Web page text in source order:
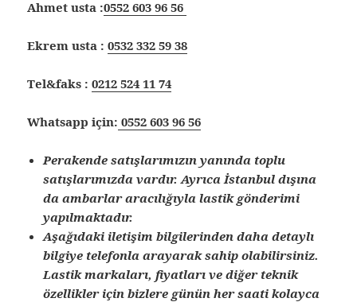
Ahmet usta :0552 603 96 56
Ekrem usta :0532 332 59 38
Tel&faks :0212 524 11 74
Whatsapp için: 0552 603 96 56
Perakende satışlarımızın yanında toplu
satışlarımızda vardır. Ayrıca İstanbul dışına
da ambarlar aracılığıyla lastik gönderimi
yapılmaktadır.
Aşağıdaki iletişim bilgilerinden daha detaylı
bilgiye telefonla arayarak sahip olabilirsiniz.
Lastik markaları, fiyatları ve diğer teknik
özellikler için bizlere günün her saati kolayca